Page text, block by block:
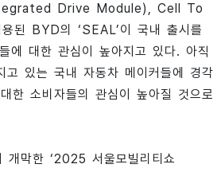
Drive Module), Cell To
된 BYD의 ‘SEAL’이 국내 출시를
에 대한 관심이 높아지고 있다. 아직
고 있는 국내 자동차 메이커들에 경각
한 소비자들의 관심이 높아질 것으로
개막한 ‘2025 서울모빌리티쇼